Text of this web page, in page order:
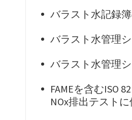
バラスト水記録
バラスト水管理
バラスト水管理
FAMEを含むISO
NOx排出テスト